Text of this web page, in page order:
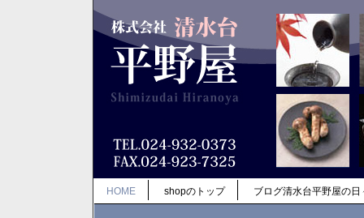
HOME shopのトップ ブログ清水台平野屋の日